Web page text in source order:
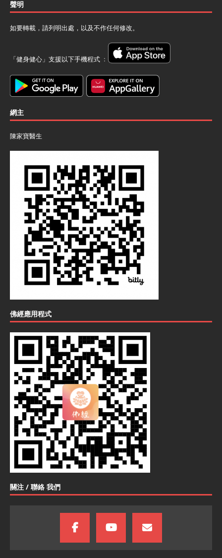
聲明
如要轉載，請列明出處，以及不作任何修改。
「健身健心」支援以下手機程式 ﹕
網主
陳家寶醫生
佛經應用程式
關注 / 聯絡 我們